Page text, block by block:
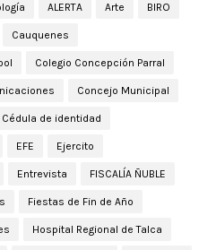
ALERTA Arte BIRO
Cauquenes
Colegio Concepción Parral
Concejo Municipal
Cédula de identidad
EFE Ejercito
Entrevista FISCALÍA ÑUBLE
Fiestas de Fin de Año
Hospital Regional de Talca